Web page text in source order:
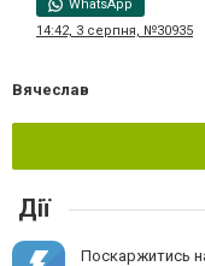
WhatsApp
14:42, 3 серпня, №30935
Вячеслав
Дії
Поскаржитись